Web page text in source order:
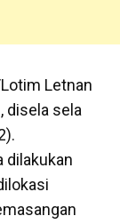
Letnan
disela sela
dilakukan